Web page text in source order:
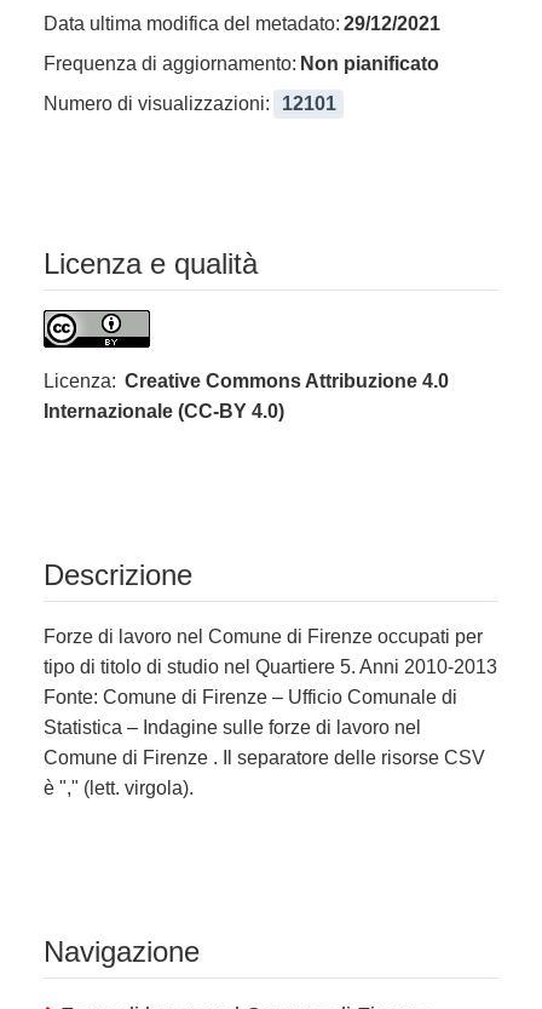
Data ultima modifica del metadato: 29/12/2021
Frequenza di aggiornamento: Non pianificato
Numero di visualizzazioni:
12101
Licenza e qualità
Licenza: Creative Commons Attribuzione 4.0
Internazionale (CC-BY 4.0)
Descrizione
Forze di lavoro nel Comune di Firenze occupati per
tipo di titolo di studio nel Quartiere 5. Anni 2010-2013
Fonte: Comune di Firenze – Ufficio Comunale di
Statistica – Indagine sulle forze di lavoro nel
Comune di Firenze . Il separatore delle risorse CSV
è "," (lett. virgola).
Navigazione